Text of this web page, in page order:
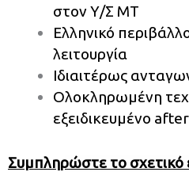
στον Υ/Σ ΜΤ
Ελληνικό
λειτουργία
Ιδιαιτέρως
Ολοκληρωμένη
εξειδικευμένο
Συμπληρώστε το σχετικό